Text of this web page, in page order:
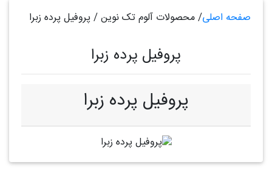
صفحه اصلی/محصولات آلوم تک نوین/پروفیل پرده زبرا
پروفیل پرده زبرا
پروفیل پرده زبرا